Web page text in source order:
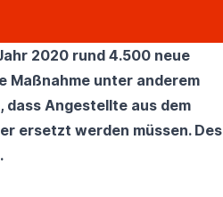
2020 rund 4.500 neue
Maßnahme unter anderem
Angestellte aus dem
ersetzt werden müssen. Des